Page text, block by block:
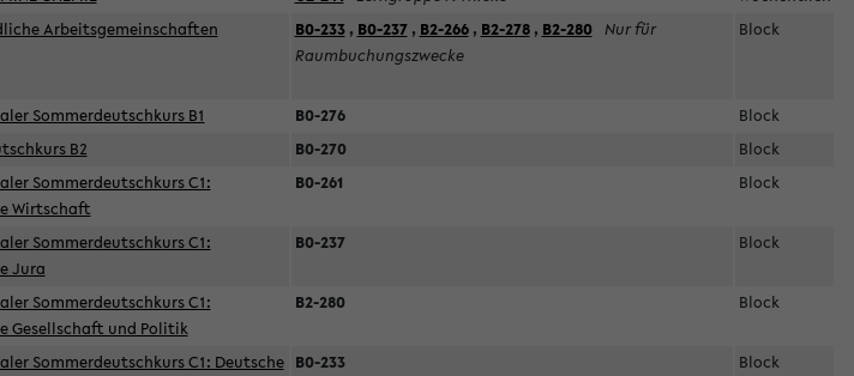
Arbeitsgemeinschaften B0-233, B0-237, B2-266, B2-278, B2-280 Nur für
Raumbuchungszwecke
Block
Sommerdeutschkurs B1 B0-276
Block
B2 B0-270
Block
Sommerdeutschkurs C1:
Wirtschaft
B0-261 Block
Sommerdeutschkurs C1:
Jura
B0-237 Block
Sommerdeutschkurs C1:
Gesellschaft und Politik
B2-280 Block
Sommerdeutschkurs C1: Deutsche B0-233 Block